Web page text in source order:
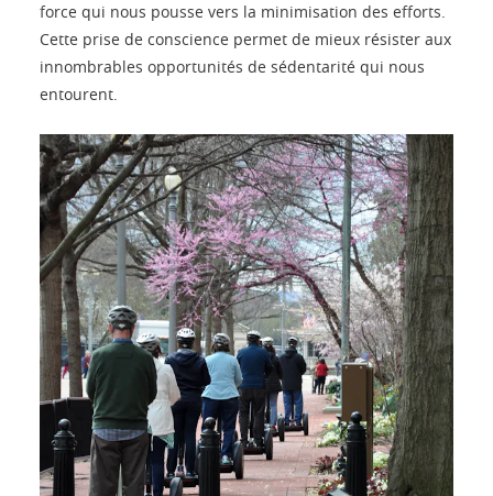
force qui nous pousse vers la minimisation des efforts.
Cette prise de conscience permet de mieux résister aux
innombrables opportunités de sédentarité qui nous
entourent.